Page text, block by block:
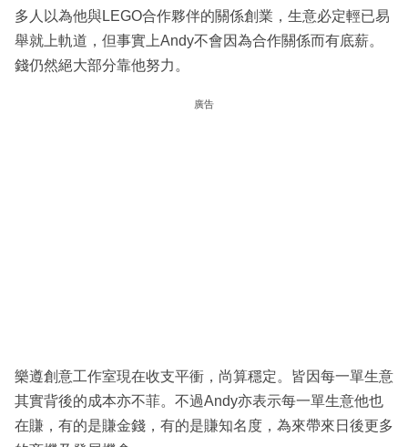
多人以為他與LEGO合作夥伴的關係創業，生意必定輕已易
舉就上軌道，但事實上Andy不會因為合作關係而有底薪。
錢仍然絕大部分靠他努力。
廣告
樂遵創意工作室現在收支平衝，尚算穩定。皆因每一單生意
其實背後的成本亦不菲。不過Andy亦表示每一單生意他也
在賺，有的是賺金錢，有的是賺知名度，為來帶來日後更多